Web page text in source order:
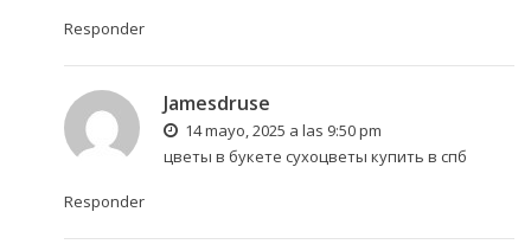
Responder
Jamesdruse
14 mayo, 2025 a las 9:50 pm
цветы в букете сухоцветы купить в спб
Responder